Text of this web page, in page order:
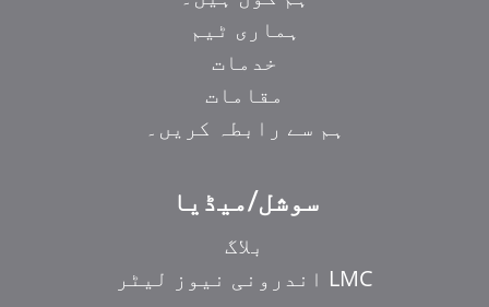
ہماری ٹیم
خدمات
مقامات
ہم سے رابطہ کریں۔
سوشل/میڈیا
بلاگ
LMC اندرونی نیوز لیٹر